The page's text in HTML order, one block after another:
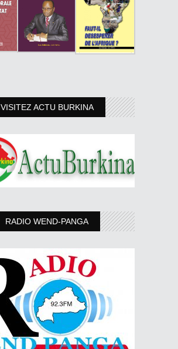
VISITEZ ACTU BURKINA
RADIO WEND-PANGA